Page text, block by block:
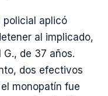
policial aplicó
al implicado,
de 37 años.
dos efectivos
monopatín fue